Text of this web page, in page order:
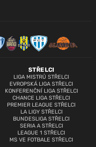
STŘELCI
LIGA MISTRŮ STŘELCI
EVROPSKÁ LIGA STŘELCI
KONFERENČNÍ LIGA STŘELCI
CHANCE LIGA STŘELCI
PREMIER LEAGUE STŘELCI
LA LIGY STŘELCI
BUNDESLIGA STŘELCI
SERIA A STŘELCI
LEAGUE 1 STŘELCI
MS VE FOTBALE STŘELCI